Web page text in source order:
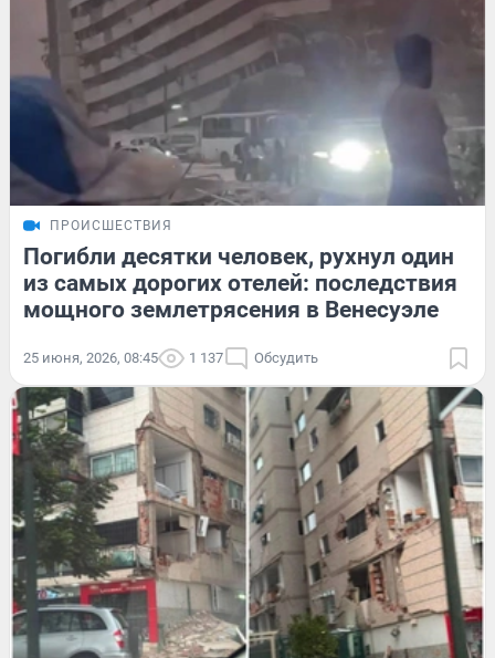
ПРОИСШЕСТВИЯ
Погибли десятки человек, рухнул один
из самых дорогих отелей: последствия
мощного землетрясения в Венесуэле
25 июня, 2026, 08:45 1 137 Обсудить